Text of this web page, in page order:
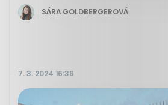
SÁRA GOLDBERGEROVÁ
7. 3. 2024 16:36